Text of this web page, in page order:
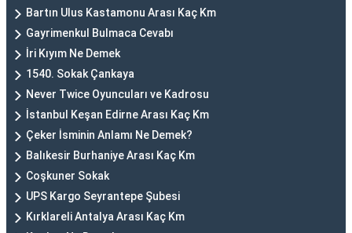
Bartın Ulus Kastamonu Arası Kaç Km
Gayrimenkul Bulmaca Cevabı
İri Kıyım Ne Demek
1540. Sokak Çankaya
Never Twice Oyuncuları ve Kadrosu
İstanbul Keşan Edirne Arası Kaç Km
Çeker İsminin Anlamı Ne Demek?
Balıkesir Burhaniye Arası Kaç Km
Coşkuner Sokak
UPS Kargo Seyrantepe Şubesi
Kırklareli Antalya Arası Kaç Km